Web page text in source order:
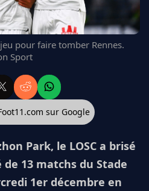
pour faire tomber Rennes.
Sport
sur Google
Park, le LOSC a brisé
13 matchs du Stade
1er décembre en